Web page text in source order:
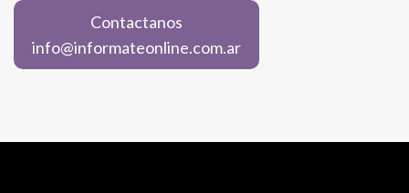
Contactanos
info@informateonline.com.ar